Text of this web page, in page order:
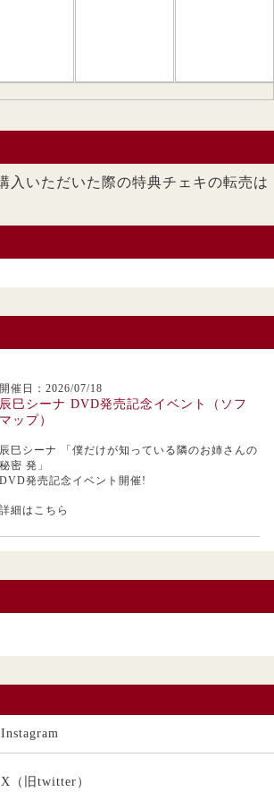
入いただいた際の特典チェキの転売は
さい。
開催日：2026/07/18
辰巳シーナ DVD発売記念イベント（ソフ
マップ）
辰巳シーナ
「僕だけが知っている隣のお姉さんの
秘密 発」
DVD発売記念イベント開催!
詳細はこちら
（旧twitter）